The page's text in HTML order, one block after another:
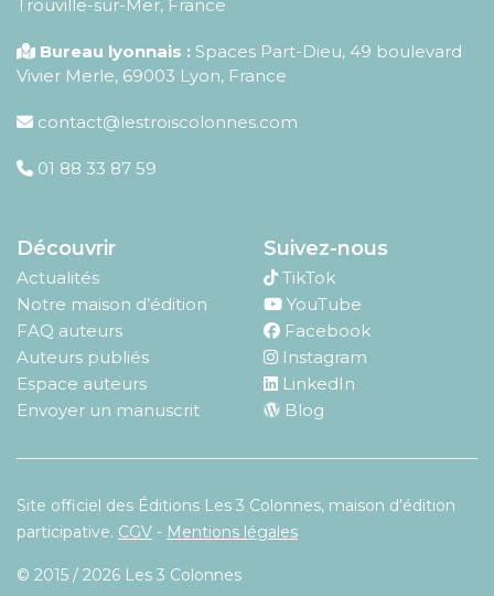
Trouville-sur-Mer, France
Bureau lyonnais : Spaces Part-Dieu, 49 boulevard
Vivier Merle, 69003 Lyon, France
contact@lestroiscolonnes.com
01 88 33 87 59
Découvrir
Actualités
Notre maison d’édition
FAQ auteurs
Auteurs publiés
Espace auteurs
Envoyer un manuscrit
Suivez-nous
TikTok
YouTube
Facebook
Instagram
LinkedIn
Blog
Site officiel des Éditions Les 3 Colonnes, maison d’édition
participative. CGV - Mentions légales
© 2015 / 2026 Les 3 Colonnes